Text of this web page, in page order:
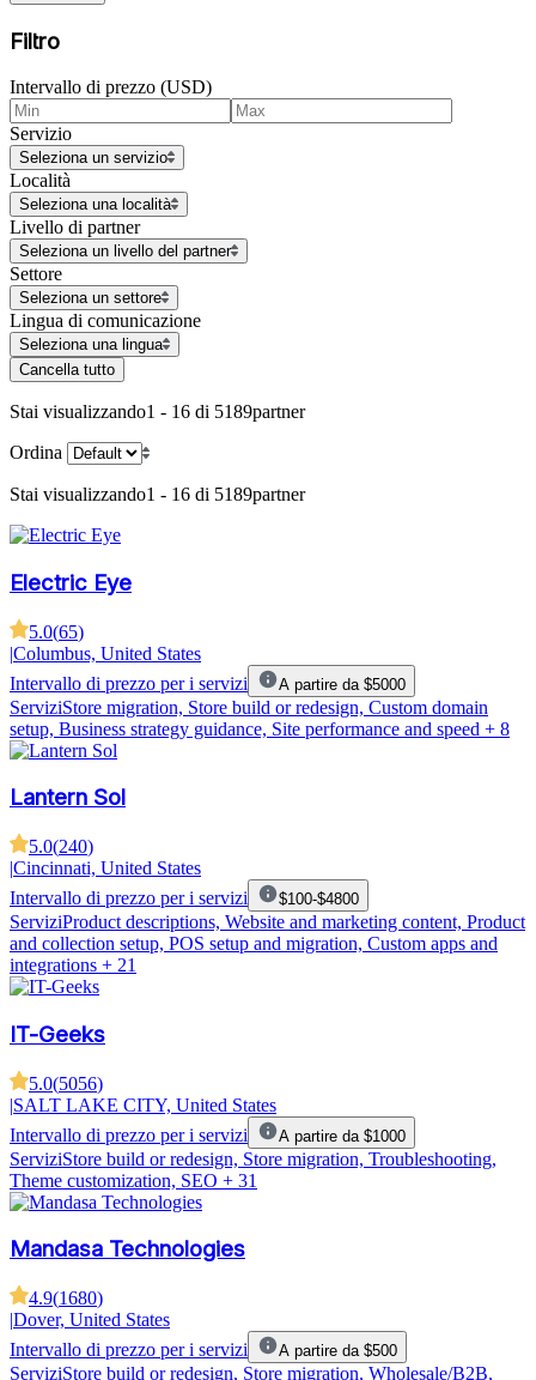
Filtro
Intervallo di prezzo (USD)
Servizio
Seleziona un servizio
Località
Seleziona una località
Livello di partner
Seleziona un livello del partner
Settore
Seleziona un settore
Lingua di comunicazione
Seleziona una lingua
Cancella tutto
Stai visualizzando1 - 16 di 5189partner
Ordina
Stai visualizzando1 - 16 di 5189partner
Electric Eye
5.0(65)
|Columbus, United States
Intervallo di prezzo per i servizi
A partire da $5000
ServiziStore migration, Store build or redesign, Custom domain
setup, Business strategy guidance, Site performance and speed + 8
Lantern Sol
5.0(240)
|Cincinnati, United States
Intervallo di prezzo per i servizi
$100-$4800
ServiziProduct descriptions, Website and marketing content, Product
and collection setup, POS setup and migration, Custom apps and
integrations + 21
IT-Geeks
5.0(5056)
|SALT LAKE CITY, United States
Intervallo di prezzo per i servizi
A partire da $1000
ServiziStore build or redesign, Store migration, Troubleshooting,
Theme customization, SEO + 31
Mandasa Technologies
4.9(1680)
|Dover, United States
Intervallo di prezzo per i servizi
A partire da $500
ServiziStore build or redesign, Store migration, Wholesale/B2B,